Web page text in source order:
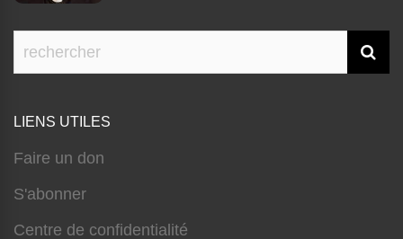
LIENS UTILES
Faire un don
S'abonner
Centre de confidentialité